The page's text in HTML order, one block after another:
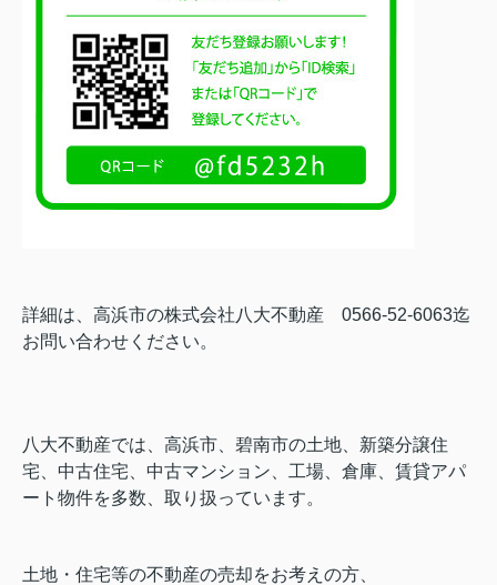
詳細は、高浜市の株式会社八大不動産 0566-52-6063迄
お問い合わせください。
八大不動産では、高浜市、碧南市の土地、新築分譲住
宅、中古住宅、中古マンション、工場、倉庫、賃貸アパ
ート物件を多数、取り扱っています。
土地・住宅等の不動産の売却をお考えの方、